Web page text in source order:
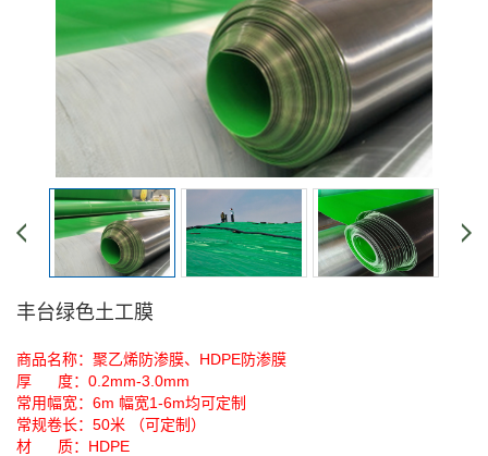
丰台绿色土工膜
商品名称：聚乙烯防渗膜、HDPE防渗膜
厚 度：0.2mm-3.0mm
常用幅宽：6m 幅宽1-6m均可定制
常规卷长：50米 （可定制）
材 质：HDPE